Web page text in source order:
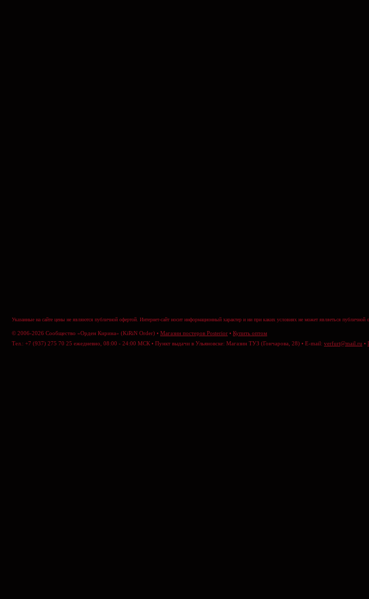
Указанные на сайте цены не являются публичной офертой. Интернет-сайт носит информационный характер и ни при каких условиях не может являеться
© 2006-2026 Сообщество «Орден Кирина» (KiRiN Order) • Магазин постеров Posterior • Купить оптом
Тел.: +7 (937) 275 70 25 ежедневно, 08:00 - 24:00 МСК • Пункт выдачи в Ульяновске: Магазин ТУЗ (Гончарова, 28) • E-mail: verfurt@mail.ru •